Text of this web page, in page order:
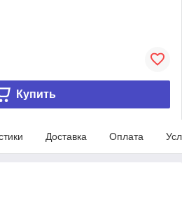
Купить
Доставка Оплата